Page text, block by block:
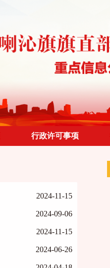
行政许可事项
2024-11-15
2024-09-06
2024-11-15
2024-06-26